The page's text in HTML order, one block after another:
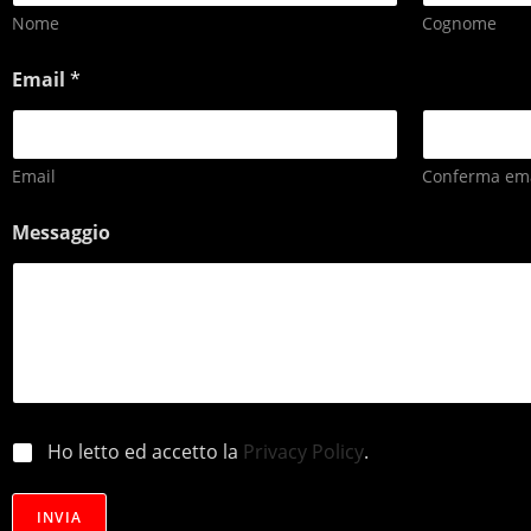
Nome Cognome
Email *
Email Conferma
Messaggio
p
i
Ho letto ed accetto la Privacy Policy.
INVIA